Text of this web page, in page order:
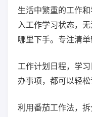
生活中繁重的工作
入工作学习状态，
哪里下手。专注清
工作计划日程，学
办事项，都可以轻
利用番茄工作法，